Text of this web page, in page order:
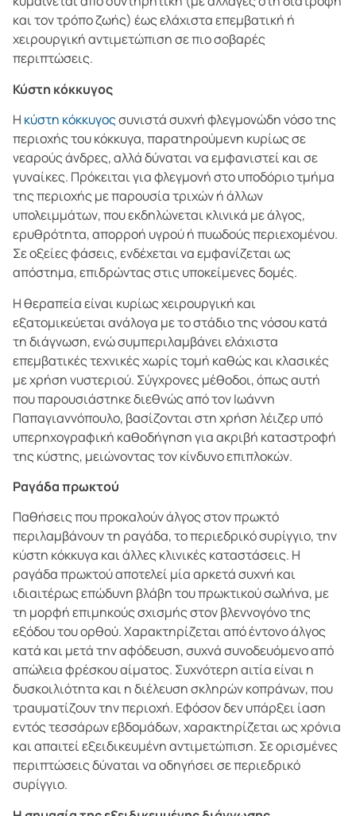
και τον τρόπο ζωής) έως ελάχιστα επεμβατική ή
χειρουργική αντιμετώπιση σε πιο σοβαρές
περιπτώσεις.
Κύστη κόκκυγος
Η κύστη κόκκυγοςσυνιστά συχνή φλεγμονώδη νόσο της
περιοχής του κόκκυγα, παρατηρούμενη κυρίως σε
νεαρούς άνδρες, αλλά δύναται να εμφανιστεί και σε
γυναίκες. Πρόκειται για φλεγμονή στο υποδόριο τμήμα
της περιοχής με παρουσία τριχών ή άλλων
υπολειμμάτων, που εκδηλώνεται κλινικά με άλγος,
ερυθρότητα, απορροή υγρού ή πυωδούς περιεχομένου.
Σε οξείες φάσεις, ενδέχεται να εμφανίζεται ως
απόστημα, επιδρώντας στις υποκείμενες δομές.
Η θεραπεία είναι κυρίως χειρουργική και
εξατομικεύεται ανάλογα με το στάδιο της νόσου κατά
τη διάγνωση, ενώ συμπεριλαμβάνει ελάχιστα
επεμβατικές τεχνικές χωρίς τομή καθώς και κλασικές
με χρήση νυστεριού. Σύγχρονες μέθοδοι, όπως αυτή
που παρουσιάστηκε διεθνώς από τον Ιωάννη
Παπαγιαννόπουλο, βασίζονται στη χρήση λέιζερ υπό
υπερηχογραφική καθοδήγηση για ακριβή καταστροφή
της κύστης, μειώνοντας τον κίνδυνο επιπλοκών.
Ραγάδα πρωκτού
Παθήσεις που προκαλούν άλγος στον πρωκτό
περιλαμβάνουν τη ραγάδα, το περιεδρικό συρίγγιο, την
κύστη κόκκυγα και άλλες κλινικές καταστάσεις. Η
ραγάδα πρωκτού αποτελεί μία αρκετά συχνή και
ιδιαιτέρως επώδυνη βλάβη του πρωκτικού σωλήνα, με
τη μορφή επιμηκούς σχισμής στον βλεννογόνο της
εξόδου του ορθού. Χαρακτηρίζεται από έντονο άλγος
κατά και μετά την αφόδευση, συχνά συνοδευόμενο από
απώλεια φρέσκου αίματος. Συχνότερη αιτία είναι η
δυσκοιλιότητα και η διέλευση σκληρών κοπράνων, που
τραυματίζουν την περιοχή. Εφόσον δεν υπάρξει ίαση
εντός τεσσάρων εβδομάδων, χαρακτηρίζεται ως χρόνια
και απαιτεί εξειδικευμένη αντιμετώπιση. Σε ορισμένες
περιπτώσεις δύναται να οδηγήσει σε περιεδρικό
συρίγγιο.